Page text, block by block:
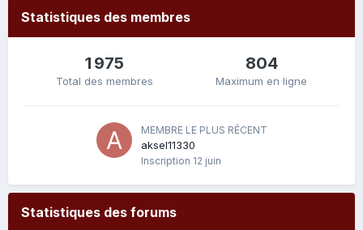
Statistiques des membres
1 975
Total des membres
804
Maximum en ligne
MEMBRE LE PLUS RÉCENT
aksel11330
Inscription 12 juin
Statistiques des forums